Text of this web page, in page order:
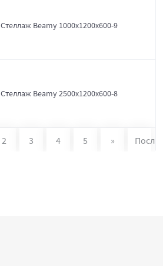
Стеллаж Beamy 1000x1200x600-9
Стеллаж Beamy 2500x1200x600-8
2 3 4 5 »